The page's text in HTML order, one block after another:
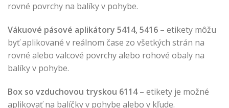
rovné povrchy na balíky v pohybe.
Vákuové pásové aplikátory 5414, 5416 – etikety môžu
byť aplikované v reálnom čase zo všetkých strán na
rovné alebo valcové povrchy alebo rohové obaly na
balíky v pohybe.
Box so vzduchovou tryskou 6114– etikety je možné
aplikovať na balíčky v pohybe alebo v kľude.